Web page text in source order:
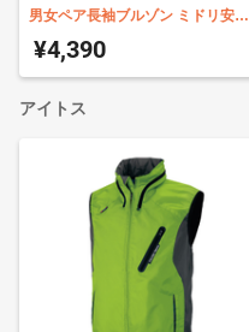
男女ペア長袖ブルゾン ミドリ安全
GS2561 2563 2566~2567
¥4,390
アイトス